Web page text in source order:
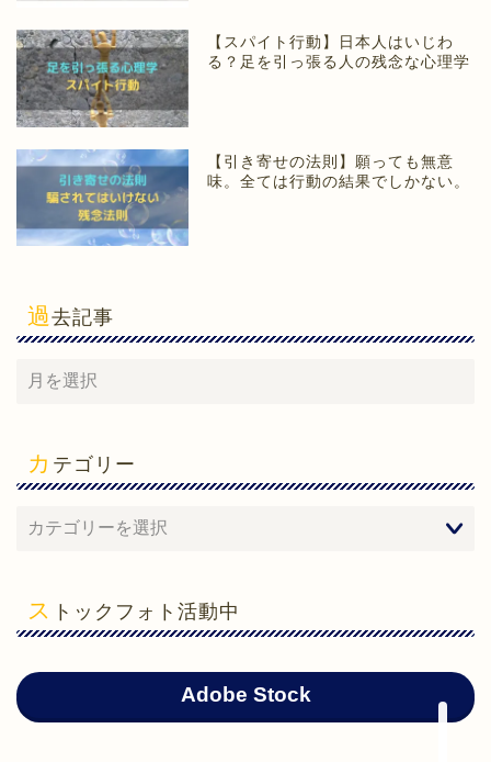
【スパイト行動】日本人はいじわ
る？足を引っ張る人の残念な心理学
【引き寄せの法則】願っても無意
味。全ては行動の結果でしかない。
過去記事
カ テゴリー
ス トックフォト活動中
Adobe Stock
勉強法
ガジェット